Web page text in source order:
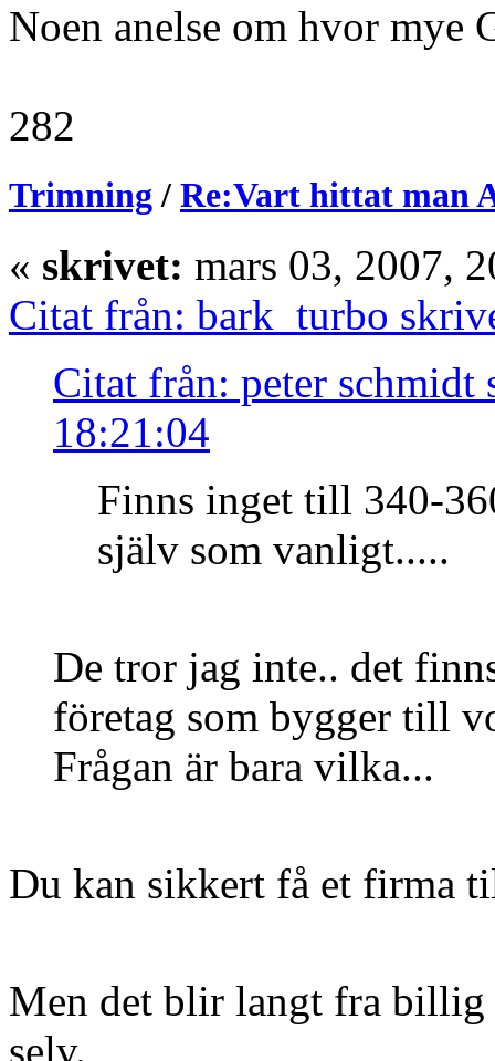
Noen anelse om hvor mye
282
Trimning / Re:Vart hittat man
« skrivet: mars 03, 2007,
Citat från: bark_turbo
Citat från: peter schmidt
18:21:04
Finns inget till 340-
själv som vanligt.....
De tror jag inte.. det
företag som bygger till
Frågan är bara vilka...
Du kan sikkert få et firma
Men det blir langt fra billig
selv.